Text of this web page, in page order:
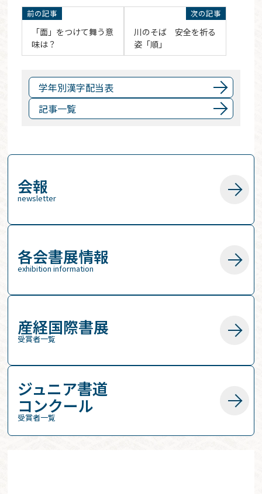
「面」をつけて舞う意
味は？
川のそば 安全を祈る
姿「順」
学年別漢字配当表
記事一覧
会報
newsletter
各会書展情報
exhibition information
産経国際書展
受賞者一覧
ジュニア書道
コンクール
受賞者一覧